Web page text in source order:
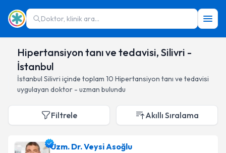
Doktor, klinik ara...
Hipertansiyon tanı ve tedavisi, Silivri -
İstanbul
İstanbul Silivri içinde toplam 10 Hipertansiyon tanı ve tedavisi
uygulayan doktor - uzman bulundu
Filtrele Akıllı Sıralama
Uzm. Dr. Veysi Asoğlu